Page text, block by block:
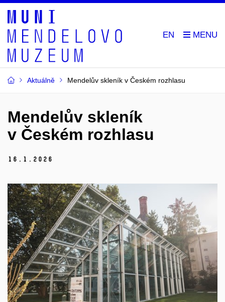
EN
Aktuálně Mendelův skleník v Českém rozhlasu
Mendelův skleník
v Českém rozhlasu
16. 1. 2026